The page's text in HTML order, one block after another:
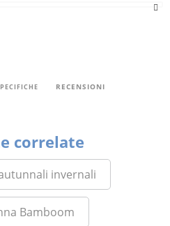
RECENSIONI
correlate
invernali
Bamboom